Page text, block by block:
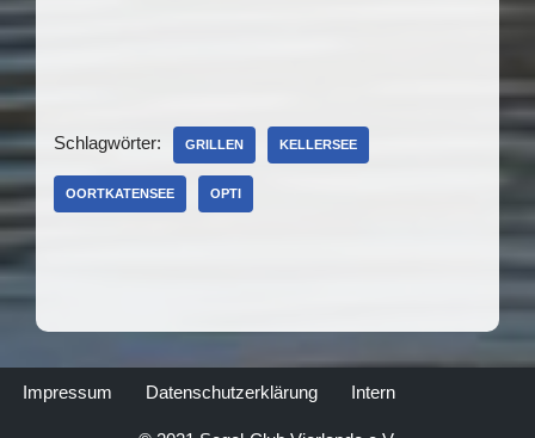
Schlagwörter: GRILLEN KELLERSEE
OORTKATENSEE OPTI
Impressum Datenschutzerklärung Intern